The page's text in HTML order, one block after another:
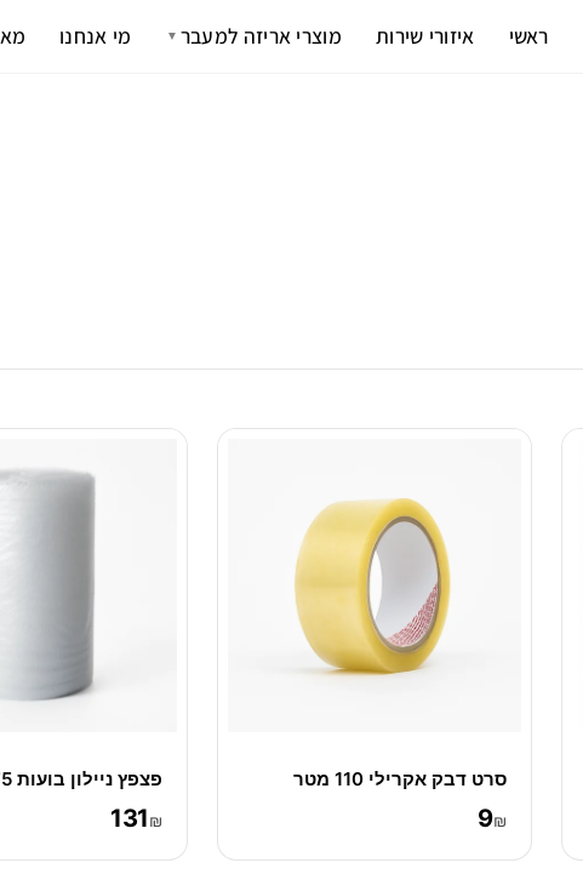
ראשי איזורי שירות מוצרי אריזה למעבר ▼ מי אנחנו
סרט דבק אקרילי 110 מטר
₪
9
פצפץ ניילון בועות 1/75
₪
131